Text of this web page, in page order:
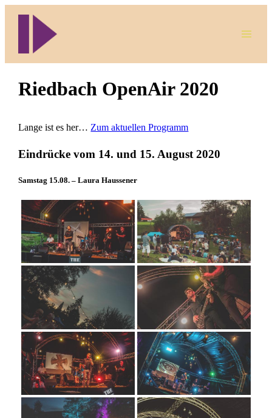
Riedbach OpenAir 2020
Lange ist es her… Zum aktuellen Programm
Eindrücke vom 14. und 15. August 2020
Samstag 15.08. – Laura Haussener